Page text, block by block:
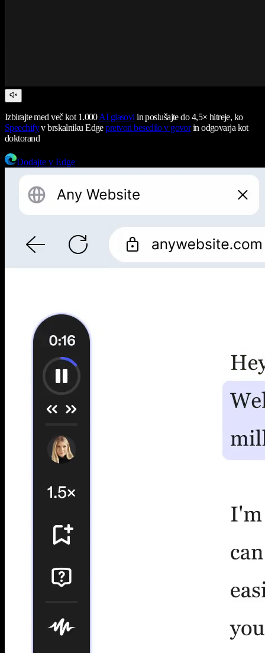
Izbirajte med več kot 1.000AI glasovi in poslušajte do 4,5× hitreje, ko
Speechifyv brskalniku Edgepretvori besedilo v govorin odgovarja kot
doktorand
Dodajte v Edge